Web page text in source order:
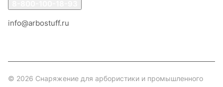
info@arbostuff.ru
© 2026 Снаряжение для арбористики и промышленного